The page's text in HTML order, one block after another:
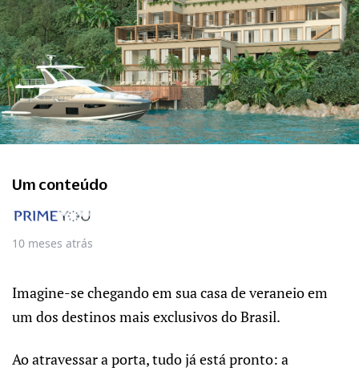
Um conteúdo
10 meses atrás
Imagine-se chegando em sua casa de veraneio em
um dos destinos mais exclusivos do Brasil.
Ao atravessar a porta, tudo já está pronto: a